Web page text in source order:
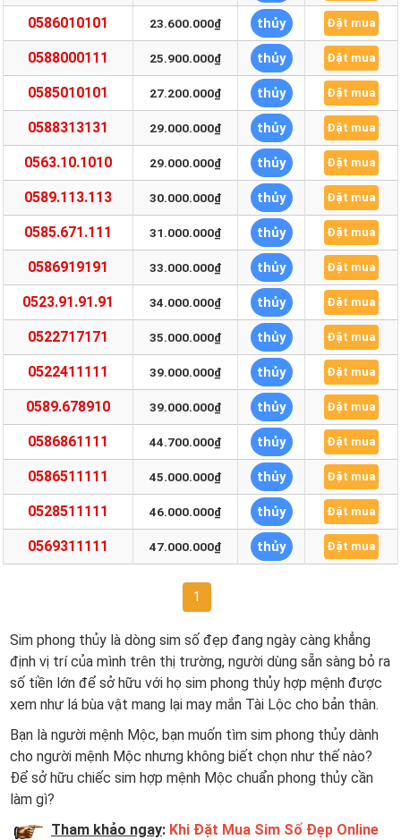
0586010101 23.600.000₫ thủy Đặt mua
0588000111 25.900.000₫ thủy Đặt mua
0585010101 27.200.000₫ thủy Đặt mua
0588313131 29.000.000₫ thủy Đặt mua
0563.10.1010 29.000.000₫ thủy Đặt mua
0589.113.113 30.000.000₫ thủy Đặt mua
0585.671.111 31.000.000₫ thủy Đặt mua
0586919191 33.000.000₫ thủy Đặt mua
0523.91.91.91 34.000.000₫ thủy Đặt mua
0522717171 35.000.000₫ thủy Đặt mua
0522411111 39.000.000₫ thủy Đặt mua
0589.678910 39.000.000₫ thủy Đặt mua
0586861111 44.700.000₫ thủy Đặt mua
0586511111 45.000.000₫ thủy Đặt mua
0528511111 46.000.000₫ thủy Đặt mua
0569311111 47.000.000₫ thủy Đặt mua
1
Sim phong thủy là dòng sim số đẹp đang ngày càng khẳng
định vị trí của mình trên thị trường, người dùng sẵn sàng bỏ ra
số tiền lớn để sở hữu với họ sim phong thủy hợp mệnh được
xem như lá bùa vật mang lại may mắn Tài Lộc cho bản thân.
Bạn là người mệnh Mộc, bạn muốn tìm sim phong thủy dành
cho người mệnh Mộc nhưng không biết chọn như thế nào?
Để sở hữu chiếc sim hợp mệnh Mộc chuẩn phong thủy cần
làm gì?
Tham khảo ngay: Khi Đặt Mua Sim Số Đẹp Online